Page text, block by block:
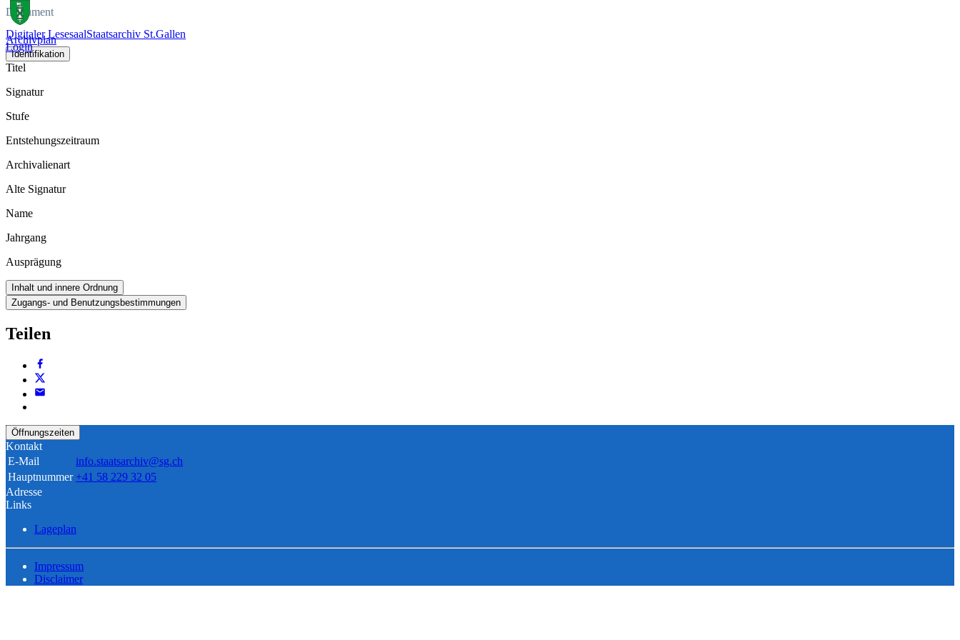
Digitaler LesesaalStaatsarchiv St.Gallen
Login
Dokument
Archivplan
Identifikation
Titel
Signatur
Stufe
Entstehungszeitraum
Archivalienart
Alte Signatur
Name
Jahrgang
Ausprägung
Inhalt und innere Ordnung
Zugangs- und Benutzungsbestimmungen
Teilen
Öffnungszeiten
Kontakt
E-Mail
info.staatsarchiv@sg.ch
Hauptnummer +41 58 229 32 05
Adresse
Links
Lageplan
Impressum
Disclaimer